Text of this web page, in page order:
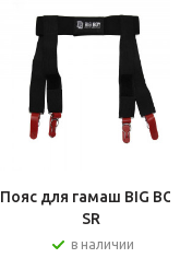
Пояс для гамаш BIG BOY
SR
в наличии